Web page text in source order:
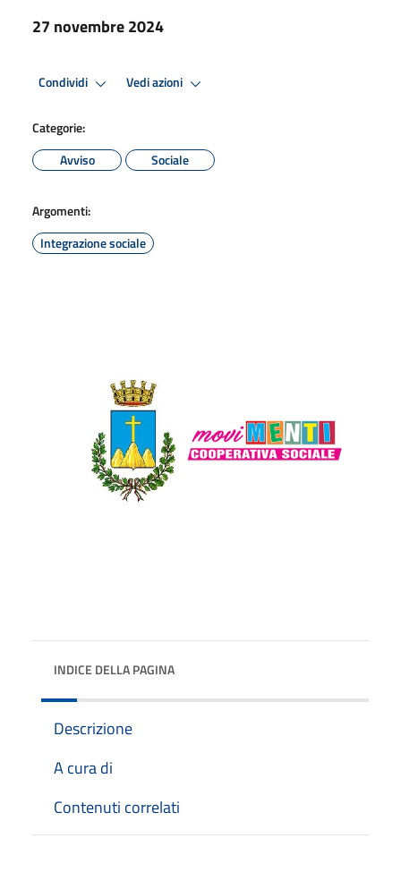
27 novembre 2024
Condividi Vedi azioni
Categorie:
Avviso
Sociale
Argomenti:
Integrazione sociale
INDICE DELLA PAGINA
Descrizione
A cura di
Contenuti correlati